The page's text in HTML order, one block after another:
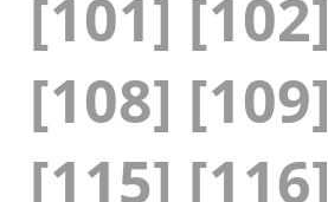
[101] [102]
[108] [109]
[115] [116]